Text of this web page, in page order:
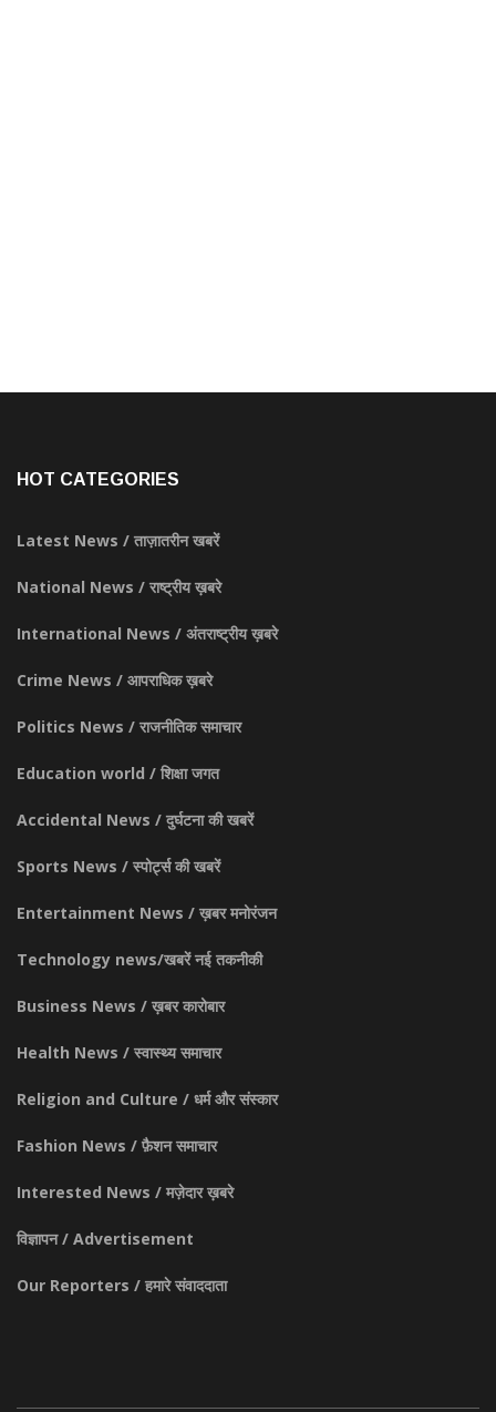
HOT CATEGORIES
Latest News / ताज़ातरीन खबरें
National News / राष्ट्रीय ख़बरे
International News / अंतराष्ट्रीय ख़बरे
Crime News / आपराधिक ख़बरे
Politics News / राजनीतिक समाचार
Education world / शिक्षा जगत
Accidental News / दुर्घटना की खबरें
Sports News / स्पोर्ट्स की खबरें
Entertainment News / ख़बर मनोरंजन
Technology news/खबरें नई तकनीकी
Business News / ख़बर कारोबार
Health News / स्वास्थ्य समाचार
Religion and Culture / धर्म और संस्कार
Fashion News / फ़ैशन समाचार
Interested News / मज़ेदार ख़बरे
विज्ञापन / Advertisement
Our Reporters / हमारे संवाददाता